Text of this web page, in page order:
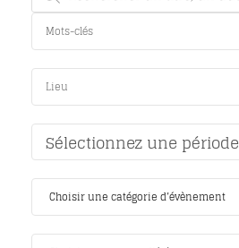
Sélectionnez une période